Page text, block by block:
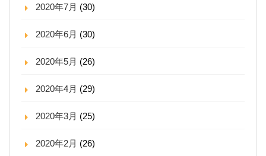
2020年7月 (30)
2020年6月 (30)
2020年5月 (26)
2020年4月 (29)
2020年3月 (25)
2020年2月 (26)